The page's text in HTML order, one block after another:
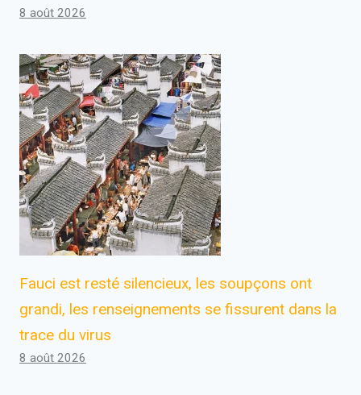
8 août 2026
Fauci est resté silencieux, les soupçons ont
grandi, les renseignements se fissurent dans la
trace du virus
8 août 2026